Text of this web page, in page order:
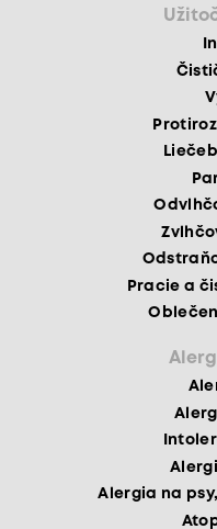
Pracie a
Alergia na